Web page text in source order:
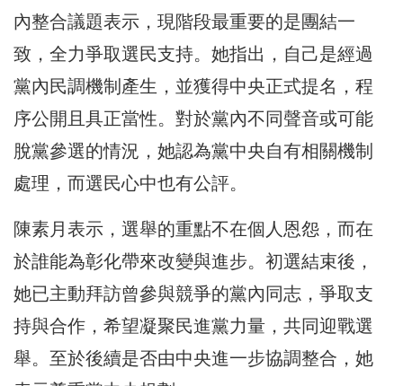
內整合議題表示，現階段最重要的是團結一
致，全力爭取選民支持。她指出，自己是經過
黨內民調機制產生，並獲得中央正式提名，程
序公開且具正當性。對於黨內不同聲音或可能
脫黨參選的情況，她認為黨中央自有相關機制
處理，而選民心中也有公評。
陳素月表示，選舉的重點不在個人恩怨，而在
於誰能為彰化帶來改變與進步。初選結束後，
她已主動拜訪曾參與競爭的黨內同志，爭取支
持與合作，希望凝聚民進黨力量，共同迎戰選
舉。至於後續是否由中央進一步協調整合，她